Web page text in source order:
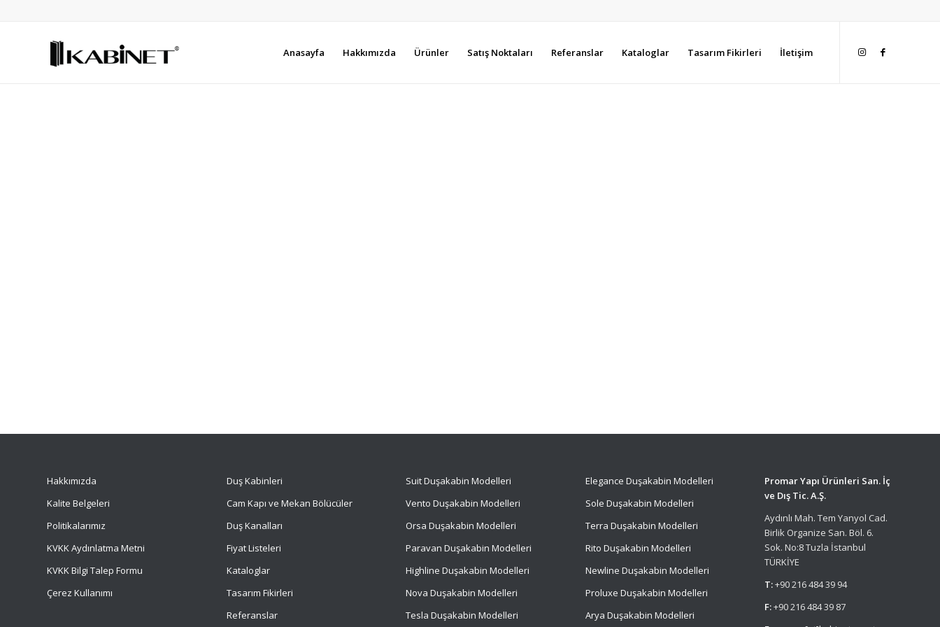
Anasayfa Hakkımızda Ürünler Satış Noktaları Referanslar Kataloglar Tasarım Fikirleri İletişim
Hakkımızda
Kalite Belgeleri
Politikalarımız
KVKK Aydınlatma Metni
KVKK Bilgi Talep Formu
Çerez Kullanımı
Duş Kabinleri
Cam Kapı ve Mekan Bölücüler
Duş Kanalları
Fiyat Listeleri
Kataloglar
Tasarım Fikirleri
Referanslar
SuitDuşakabin Modelleri
Vento Duşakabin Modelleri
Orsa Duşakabin Modelleri
Paravan Duşakabin Modelleri
Highline Duşakabin Modelleri
Nova Duşakabin Modelleri
Tesla Duşakabin Modelleri
Elegance Duşakabin Modelleri
Sole Duşakabin Modelleri
Terra Duşakabin Modelleri
Rito Duşakabin Modelleri
Newline Duşakabin Modelleri
Proluxe Duşakabin Modelleri
Arya Duşakabin Modelleri
Promar Yapı Ürünleri San. İç
ve Dış Tic. A.Ş.
Aydınlı Mah. Tem Yanyol Cad.
Birlik Organize San. Böl. 6.
Sok. No:8 Tuzla İstanbul
TÜRKİYE
T:+90 216 484 39 94
F:+90 216 484 39 87